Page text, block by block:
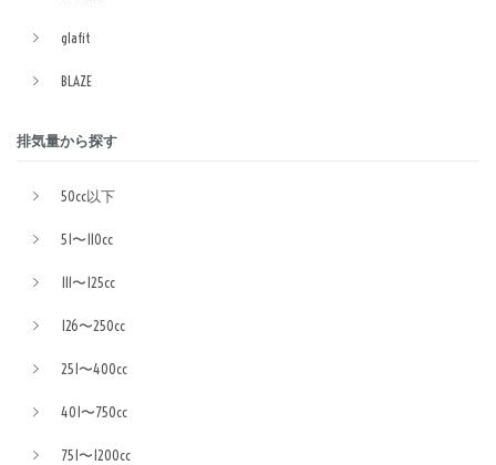
glafit
BLAZE
排気量から探す
50cc以下
51〜110cc
111〜125cc
126〜250cc
251〜400cc
401〜750cc
751〜1200cc